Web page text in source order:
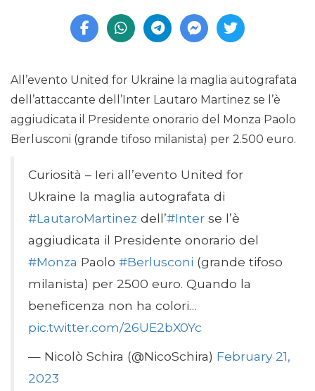
All’evento United for Ukraine la maglia autografata
dell’attaccante dell’Inter Lautaro Martinez se l’è
aggiudicata il Presidente onorario del Monza Paolo
Berlusconi (grande tifoso milanista) per 2.500 euro.
Curiosità – Ieri all’evento United for
Ukraine la maglia autografata di
#LautaroMartinez dell’#Inter se l’è
aggiudicata il Presidente onorario del
#Monza Paolo #Berlusconi (grande tifoso
milanista) per 2500 euro. Quando la
beneficenza non ha colori…
pic.twitter.com/26UE2bX0Yc
— Nicolò Schira (@NicoSchira) February 21,
2023